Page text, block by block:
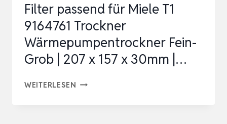
Filter passend für Miele T1
9164761 Trockner
Wärmepumpentrockner Fein-
Grob | 207 x 157 x 30mm |…
WEITERLESEN FILTER